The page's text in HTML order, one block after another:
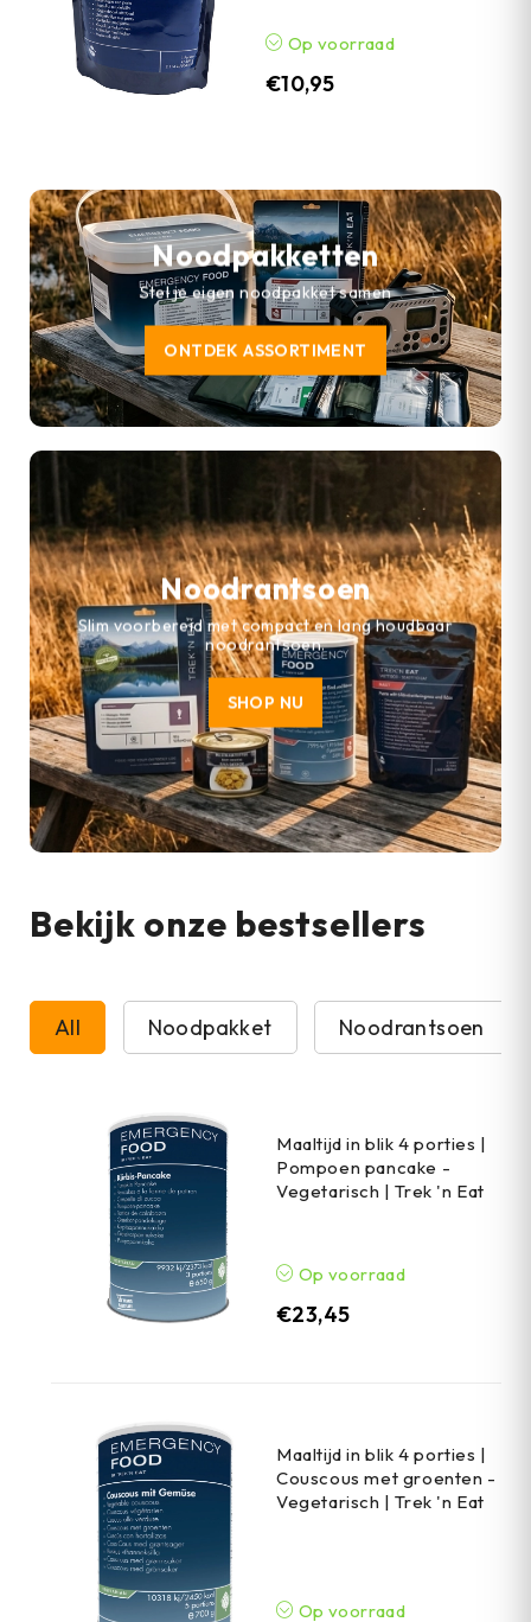
Op voorraad
€10,95
Noodpakketten
Stel je eigen noodpakket samen
ONTDEK ASSORTIMENT
Noodrantsoen
Slim voorbereid met compact en lang houdbaar
noodrantsoen.
SHOP NU
Bekijk onze bestsellers
All Noodpakket Noodrantsoen
Maaltijd in blik 4 porties |
Pompoen pancake -
Vegetarisch | Trek 'n Eat
Op voorraad
€23,45
Maaltijd in blik 4 porties |
Couscous met groenten -
Vegetarisch | Trek 'n Eat
Op voorraad